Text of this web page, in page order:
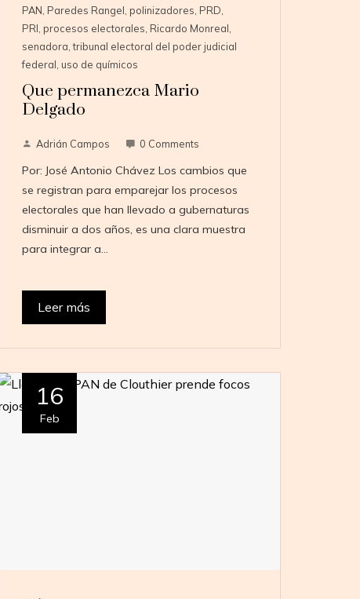
PAN, Paredes Rangel,polinizadores, PRD,
PRI,procesos electorales, Ricardo Monreal,
senadora,tribunal electoral del poder judicial
federal, uso de químicos
Que permanezca Mario
Delgado
Adrián Campos 0 Comments
Por: José Antonio Chávez Los cambios que
se registran para emparejar los procesos
electorales que han llevado a gubernaturas
disminuir a dos años, es una clara muestra
para integrar a…
Leer más
16
Feb